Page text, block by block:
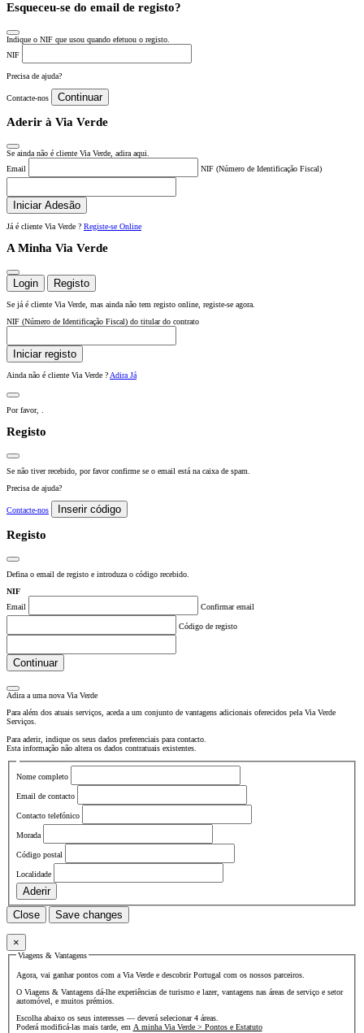
Esqueceu-se do email de registo?
Indique o NIF que usou quando efetuou o registo.
NIF
Precisa de ajuda?
Contacte-nos Continuar
Aderir à Via Verde
Se ainda não é cliente Via Verde, adira aqui.
Email
NIF (Número de Identificação Fiscal)
Iniciar Adesão
Já é cliente Via Verde ? Registe-se Online
A Minha Via Verde
Login Registo
Se já é cliente Via Verde, mas ainda não tem registo online, registe-se agora.
NIF (Número de Identificação Fiscal) do titular do contrato
Iniciar registo
Ainda não é cliente Via Verde ?Adira Já
Por favor, .
Registo
Se não tiver recebido, por favor confirme se o email está na caixa de spam.
Precisa de ajuda?
Contacte-nos Inserir código
Registo
Defina o email de registo e introduza o código recebido.
NIF
Email
Confirmar email
Código de registo
Continuar
Adira a uma novaVia Verde
Para além dos atuais serviços, aceda a um conjunto de vantagens adicionais oferecidos pela Via Verde
Serviços.
Para aderir, indique os seus dados preferenciais para contacto.
Esta informação não altera os dados contratuais existentes.
Nome completo
Email de contacto
Contacto telefónico
Morada
Código postal
Localidade
Aderir
Close
Save changes
×
Viagens & Vantagens
Agora, vai ganhar pontos com a Via Verde e descobrir Portugal com os nossos parceiros.
O Viagens & Vantagens dá-lhe experiências de turismo e lazer, vantagens nas áreas de serviço e setor
automóvel, e muitos prémios.
Escolha abaixo os seus interesses — deverá selecionar 4 áreas.
Poderá modificá-las mais tarde, em A minha Via Verde > Pontos e Estatuto